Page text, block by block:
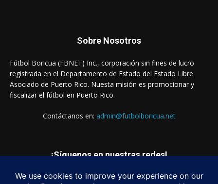
Sobre Nosotros
Fútbol Boricua (FBNET) Inc., corporación sin fines de lucro
registrada en el Departamento de Estado del Estado Libre
Asociado de Puerto Rico. Nuesta misión es promocionar y
fiscalizar el fútbol en Puerto Rico.
Contáctanos en: admin@futbolboricua.net
¡Síguenos en nuestras redes!